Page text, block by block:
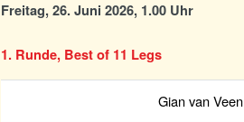
Freitag, 26. Juni 2026, 1.00 Uhr
1. Runde, Best of 11 Legs
Gian van Veen